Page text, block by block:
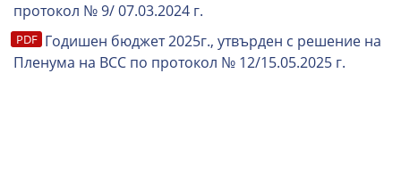
протокол № 9/ 07.03.2024 г.
Годишен бюджет 2025г., yтвърден с решение на
Пленума на ВСС по протокол № 12/15.05.2025 г.